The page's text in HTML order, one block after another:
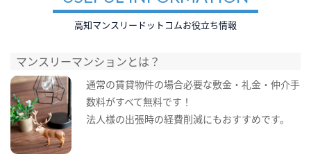
高知マンスリードットコムお役立ち情報
マンスリーマンションとは？
通常の賃貸物件の場合必要な敷金・礼金・仲介手
数料がすべて無料です！
法人様の出張時の経費削減にもおすすめです。